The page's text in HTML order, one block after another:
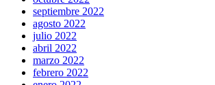
septiembre 2022
agosto 2022
julio 2022
abril 2022
marzo 2022
febrero 2022